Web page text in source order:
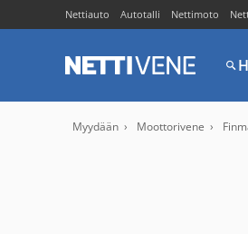
Nettiauto Autotalli Nettimoto
Myydään Moottorivene